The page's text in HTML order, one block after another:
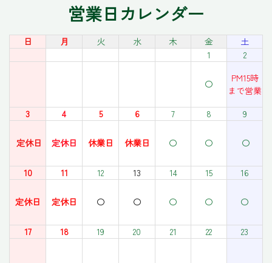
営業日カレンダー
日 月 火 水 木 金
土
1
2
〇
PM15時
まで営業
3
4 5 6 7 8 9
定休日 定休日 休業日 休業日 〇 〇 〇
10 11 12 13 14 15 16
定休日 定休日 〇 〇 〇 〇 〇
17 18 19 20 21 22 23